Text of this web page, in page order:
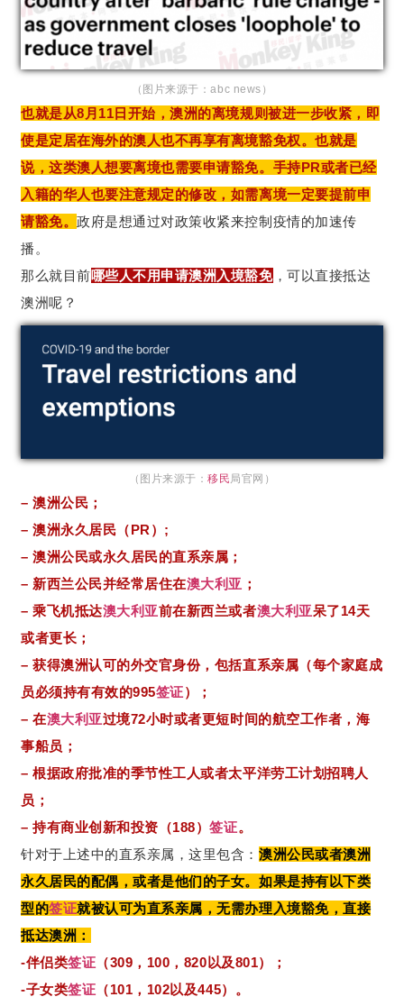
（图片来源于：abc news）
也就是从8月11日开始，澳洲的离境规则被进一步收紧，即
使是定居在海外的澳人也不再享有离境豁免权。也就是
说，这类澳人想要离境也需要申请豁免。手持PR或者已经
入籍的华人也要注意规定的修改，如需离境一定要提前申
请豁免。政府是想通过对政策收紧来控制疫情的加速传
播。
那么就目前哪些人不用申请澳洲入境豁免，可以直接抵达
澳洲呢？
（图片来源于：移民 局官网）
– 澳洲公民；
– 澳洲永久居民（PR）;
– 澳洲公民或永久居民的直系亲属；
– 新西兰公民并经常居住在澳大利亚 ；
– 乘飞机抵达澳大利亚前在新西兰或者澳大利亚呆了14天
或者更长；
– 获得澳洲认可的外交官身份，包括直系亲属（每个家庭成
员必须持有有效的995签证）；
– 在澳大利亚过境72小时或者更短时间的航空工作者，海
事船员；
– 根据政府批准的季节性工人或者太平洋劳工计划招聘人
员；
– 持有商业创新和投资（188）签证。
针对于上述中的直系亲属，这里包含：澳洲公民或者澳洲
永久居民的配偶，或者是他们的子女。如果是持有以下类
型的签证就被认可为直系亲属，无需办理入境豁免，直接
抵达澳洲：
-伴侣类签证 （309，100，820以及801）；
-子女类签证 （101，102以及445）。